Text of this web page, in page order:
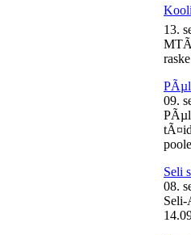
13.
09.
Seli
08.
Seli-